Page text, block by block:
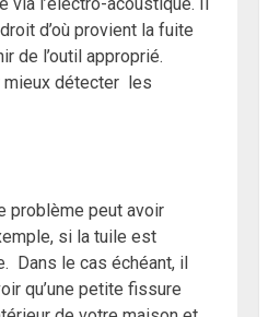
d’où provient la fuite
de l’outil approprié.
mieux détecter les
problème peut avoir
si la tuile est
Dans le cas échéant, il
qu’une petite fissure